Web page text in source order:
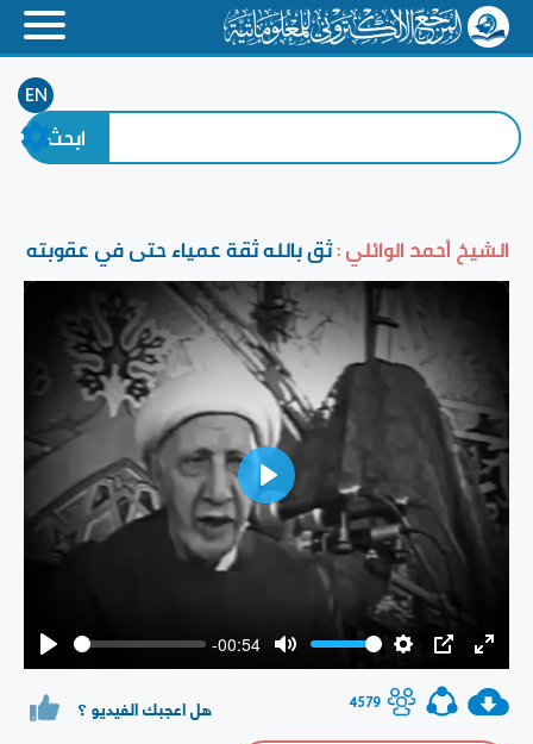
EN
الشيخ أحمد الوائلي :ثق بالله ثقة عمياء حتى في عقوبته
Play
-00:54
Mute
Settings
PIP Enter
Play
4579 هل اعجبك الفيديو ؟